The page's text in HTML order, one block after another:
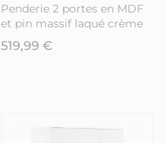
Penderie 2 portes en MDF
et pin massif laqué crème
pieds en pin naturel -
ENORA
519,99 €